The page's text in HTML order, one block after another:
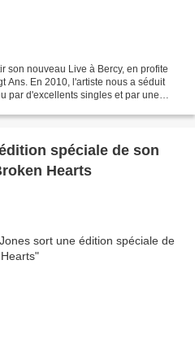
son nouveau Live à Bercy, en profite
Ans. En 2010, l'artiste nous a séduit
par d'excellents singles et par une
spéciale de son
Hearts